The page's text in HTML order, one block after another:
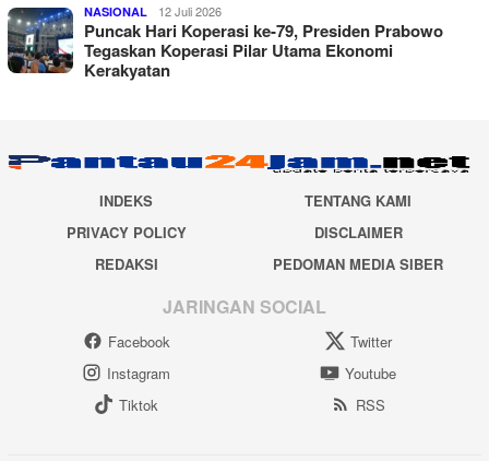
NASIONAL 12 Juli 2026
Puncak Hari Koperasi ke-79, Presiden Prabowo
Tegaskan Koperasi Pilar Utama Ekonomi
Kerakyatan
INDEKS
TENTANG KAMI
PRIVACY POLICY
DISCLAIMER
REDAKSI
PEDOMAN MEDIA SIBER
JARINGAN SOCIAL
Facebook
Twitter
Instagram
Youtube
Tiktok
RSS